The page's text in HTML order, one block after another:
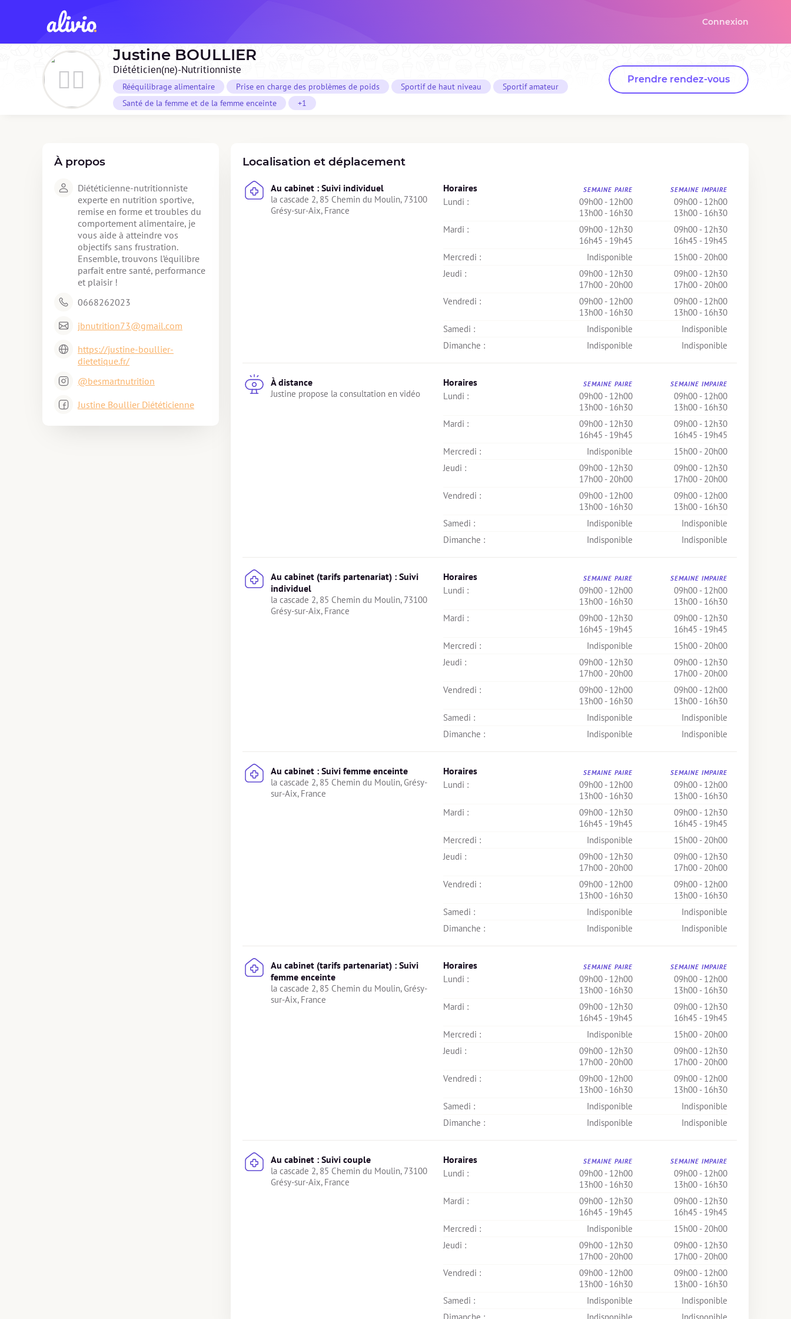
Connexion
Justine BOULLIER
Diététicien(ne)-Nutritionniste
Rééquilibrage alimentaire Prise en charge des problèmes de poids Sportif de haut niveau
Sportif amateur
Santé de la femme et de la femme enceinte
+1
Prendre rendez-vous
À propos
Diététicienne-nutritionniste
experte en nutrition sportive,
remise en forme et troubles du
comportement alimentaire, je
vous aide à atteindre vos
objectifs sans frustration.
Ensemble, trouvons l’équilibre
parfait entre santé, performance
et plaisir !
0668262023
jbnutrition73@gmail.com
https://justine-boullier-
dietetique.fr/
@besmartnutrition
Justine Boullier Diététicienne
Localisation et déplacement
Au cabinet : Suivi individuel
la cascade 2, 85 Chemin du Moulin, 73100
Grésy-sur-Aix, France
Horaires SEMAINE PAIRE SEMAINE IMPAIRE
Lundi :
09h00 - 12h00
13h00 - 16h30
09h00 - 12h00
13h00 - 16h30
Mardi :
09h00 - 12h30
16h45 - 19h45
09h00 - 12h30
16h45 - 19h45
Mercredi :
Indisponible
15h00 - 20h00
Jeudi :
09h00 - 12h30
17h00 - 20h00
09h00 - 12h30
17h00 - 20h00
Vendredi :
09h00 - 12h00
13h00 - 16h30
09h00 - 12h00
13h00 - 16h30
Samedi :
Indisponible
Indisponible
Dimanche :
Indisponible Indisponible
À distance
Justine propose la consultation en vidéo
Horaires SEMAINE PAIRE SEMAINE IMPAIRE
Lundi :
09h00 - 12h00
13h00 - 16h30
09h00 - 12h00
13h00 - 16h30
Mardi :
09h00 - 12h30
16h45 - 19h45
09h00 - 12h30
16h45 - 19h45
Mercredi :
Indisponible
15h00 - 20h00
Jeudi :
09h00 - 12h30
17h00 - 20h00
09h00 - 12h30
17h00 - 20h00
Vendredi :
09h00 - 12h00
13h00 - 16h30
09h00 - 12h00
13h00 - 16h30
Samedi :
Indisponible
Indisponible
Dimanche :
Indisponible Indisponible
Au cabinet (tarifs partenariat) : Suivi
individuel
la cascade 2, 85 Chemin du Moulin, 73100
Grésy-sur-Aix, France
Horaires SEMAINE PAIRE SEMAINE IMPAIRE
Lundi :
09h00 - 12h00
13h00 - 16h30
09h00 - 12h00
13h00 - 16h30
Mardi :
09h00 - 12h30
16h45 - 19h45
09h00 - 12h30
16h45 - 19h45
Mercredi :
Indisponible
15h00 - 20h00
Jeudi :
09h00 - 12h30
17h00 - 20h00
09h00 - 12h30
17h00 - 20h00
Vendredi :
09h00 - 12h00
13h00 - 16h30
09h00 - 12h00
13h00 - 16h30
Samedi :
Indisponible
Indisponible
Dimanche :
Indisponible Indisponible
Au cabinet : Suivi femme enceinte
la cascade 2, 85 Chemin du Moulin, Grésy-
sur-Aix, France
Horaires SEMAINE PAIRE SEMAINE IMPAIRE
Lundi :
09h00 - 12h00
13h00 - 16h30
09h00 - 12h00
13h00 - 16h30
Mardi :
09h00 - 12h30
16h45 - 19h45
09h00 - 12h30
16h45 - 19h45
Mercredi :
Indisponible
15h00 - 20h00
Jeudi :
09h00 - 12h30
17h00 - 20h00
09h00 - 12h30
17h00 - 20h00
Vendredi :
09h00 - 12h00
13h00 - 16h30
09h00 - 12h00
13h00 - 16h30
Samedi :
Indisponible
Indisponible
Dimanche :
Indisponible Indisponible
Au cabinet (tarifs partenariat) : Suivi
femme enceinte
la cascade 2, 85 Chemin du Moulin, Grésy-
sur-Aix, France
Horaires SEMAINE PAIRE SEMAINE IMPAIRE
Lundi :
09h00 - 12h00
13h00 - 16h30
09h00 - 12h00
13h00 - 16h30
Mardi :
09h00 - 12h30
16h45 - 19h45
09h00 - 12h30
16h45 - 19h45
Mercredi :
Indisponible
15h00 - 20h00
Jeudi :
09h00 - 12h30
17h00 - 20h00
09h00 - 12h30
17h00 - 20h00
Vendredi :
09h00 - 12h00
13h00 - 16h30
09h00 - 12h00
13h00 - 16h30
Samedi :
Indisponible
Indisponible
Dimanche :
Indisponible Indisponible
Au cabinet : Suivi couple
la cascade 2, 85 Chemin du Moulin, 73100
Grésy-sur-Aix, France
Horaires SEMAINE PAIRE SEMAINE IMPAIRE
Lundi :
09h00 - 12h00
13h00 - 16h30
09h00 - 12h00
13h00 - 16h30
Mardi :
09h00 - 12h30
16h45 - 19h45
09h00 - 12h30
16h45 - 19h45
Mercredi :
Indisponible
15h00 - 20h00
Jeudi :
09h00 - 12h30
17h00 - 20h00
09h00 - 12h30
17h00 - 20h00
Vendredi :
09h00 - 12h00
13h00 - 16h30
09h00 - 12h00
13h00 - 16h30
Samedi :
Indisponible
Indisponible